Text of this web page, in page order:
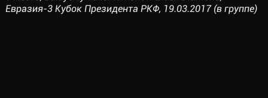
Евразия-3 Кубок Президента РКФ, 19.03.2017 (в группе)